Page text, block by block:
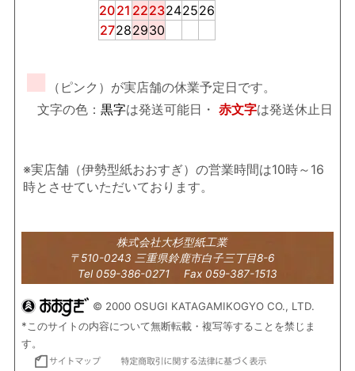
2021 2223242526
27282930
■
（ピンク）が実店舗の休業予定日です。
文字の色： 黒字は発送可能日・ 赤文字は発送休止日
※実店舗（伊勢型紙おおすぎ）の営業時間は10時～16
時とさせていただいております。
株式会社大杉型紙工業
〒510-0243 三重県鈴鹿市白子三丁目8-6
Tel 059-386-0271 Fax 059-387-1513
© 2000 OSUGI KATAGAMIKOGYO CO., LTD.
*このサイトの内容について無断転載・複写等することを禁じま
す。